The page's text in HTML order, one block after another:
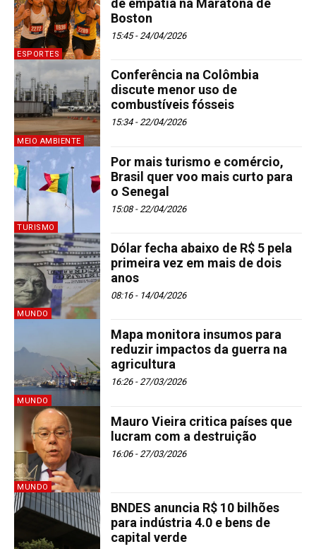
ESPORTES
de empatia na Maratona de
Boston
15:45 - 24/04/2026
MEIO AMBIENTE
Conferência na Colômbia
discute menor uso de
combustíveis fósseis
15:34 - 22/04/2026
TURISMO
Por mais turismo e comércio,
Brasil quer voo mais curto para
o Senegal
15:08 - 22/04/2026
MUNDO
Dólar fecha abaixo de R$ 5 pela
primeira vez em mais de dois
anos
08:16 - 14/04/2026
MUNDO
Mapa monitora insumos para
reduzir impactos da guerra na
agricultura
16:26 - 27/03/2026
MUNDO
Mauro Vieira critica países que
lucram com a destruição
16:06 - 27/03/2026
BNDES anuncia R$ 10 bilhões
para indústria 4.0 e bens de
capital verde